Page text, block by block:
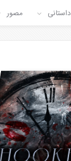
داستانی مصور